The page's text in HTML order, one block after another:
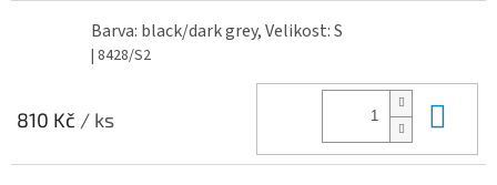
Barva: black/dark grey, Velikost: S
| 8428/S2
810 Kč / ks